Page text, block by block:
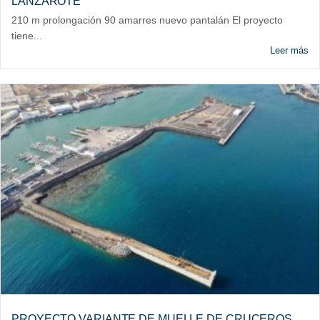
210 m prolongación 90 amarres nuevo pantalán El proyecto
tiene...
Leer más